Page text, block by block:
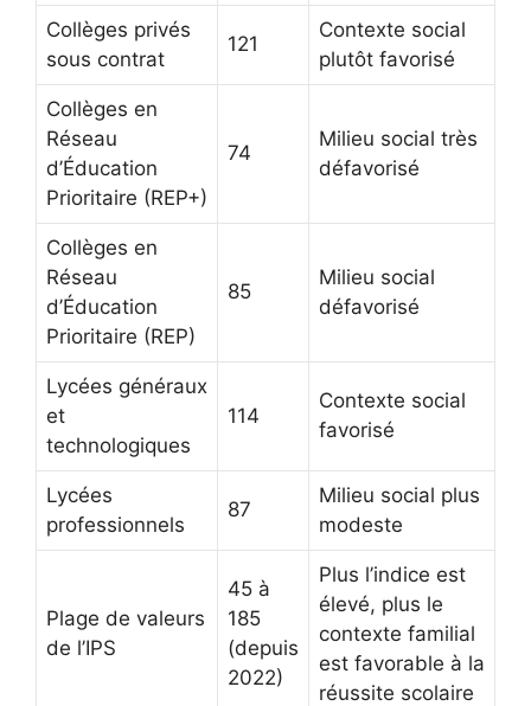
Collèges privés
sous contrat
121
Contexte social
plutôt favorisé
Collèges en
Réseau
d’Éducation
Prioritaire (REP+)
74
Milieu social très
défavorisé
Collèges en
Réseau
d’Éducation
Prioritaire (REP)
85
Milieu social
défavorisé
Lycées généraux
et
technologiques
114
Contexte social
favorisé
Lycées
professionnels
87
Milieu social plus
modeste
Plage de valeurs
de l’IPS
45 à
185
(depuis
2022)
Plus l’indice est
élevé, plus le
contexte familial
est favorable à la
réussite scolaire